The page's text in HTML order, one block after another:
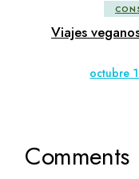
Viajes
octubre
Comments